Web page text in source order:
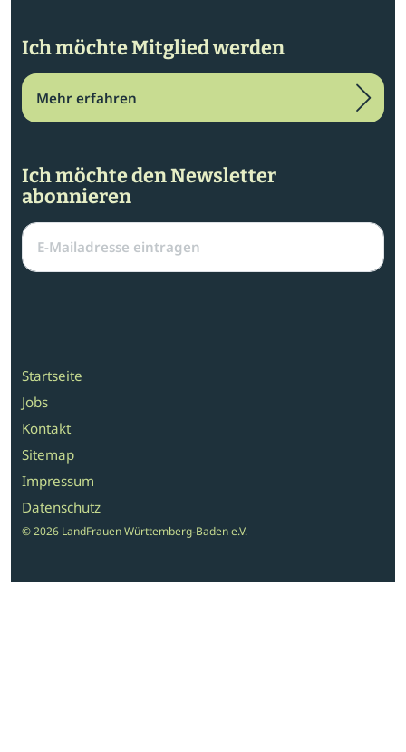
Ich möchte Mitglied werden
Mehr erfahren
Ich möchte den Newsletter
abonnieren
Startseite
Jobs
Kontakt
Sitemap
Impressum
Datenschutz
© 2026 LandFrauen Württemberg-Baden e.V.